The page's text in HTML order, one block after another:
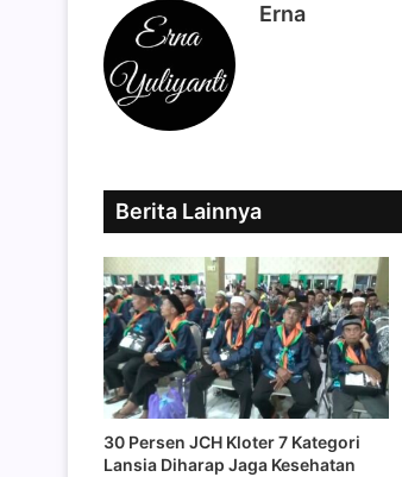
Erna
Berita Lainnya
30 Persen JCH Kloter 7 Kategori
Lansia Diharap Jaga Kesehatan